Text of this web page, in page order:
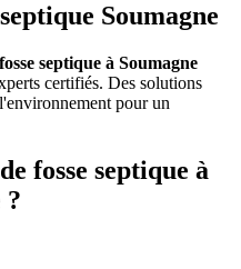
Soumagne
septique à Soumagne
certifiés. Des solutions
pour un
fosse septique à
?